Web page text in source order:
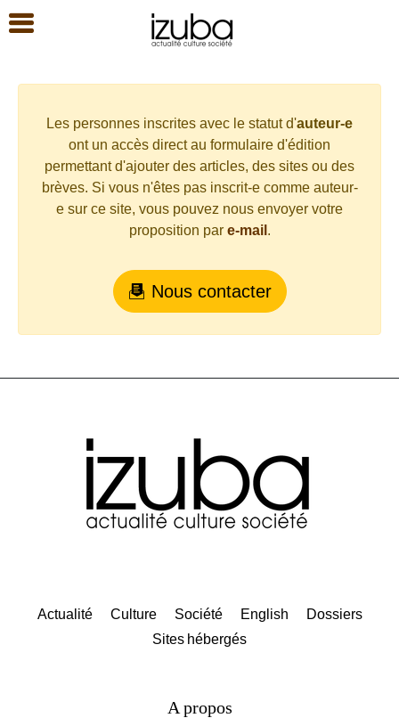
Les personnes inscrites avec le statut d'auteur-e
ont un accès direct au formulaire d'édition
permettant d'ajouter des articles, des sites ou des
brèves. Si vous n'êtes pas inscrit-e comme auteur-
e sur ce site, vous pouvez nous envoyer votre
proposition par e-mail .
Nous contacter
Actualité Culture Société English
Dossiers
Sites hébergés
A propos